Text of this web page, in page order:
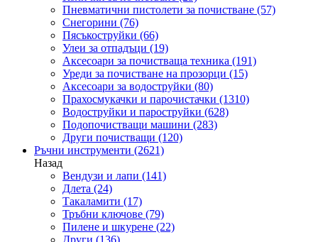
Пневматични пистолети за почистване (57)
Снегорини (76)
Пясъкоструйки (66)
Улеи за отпадъци (19)
Аксесоари за почистваща техника (191)
Уреди за почистване на прозорци (15)
Аксесоари за водоструйки (80)
Прахосмукачки и парочистачки (1310)
Водоструйки и пароструйки (628)
Подопочистващи машини (283)
Други почистващи (120)
Ръчни инструменти (2621)
Назад
Вендузи и лапи (141)
Длета (24)
Такаламити (17)
Тръбни ключове (79)
Пилене и шкурене (22)
Други (136)